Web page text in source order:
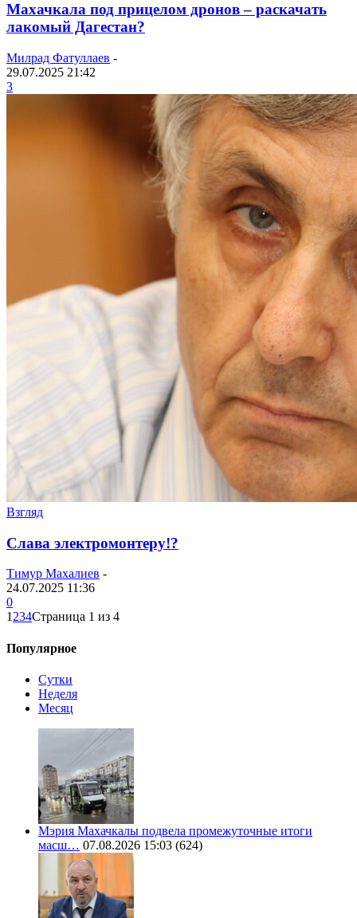
Махачкала под прицелом дронов – раскачать
лакомый Дагестан?
Милрад Фатуллаев -
29.07.2025 21:42
3
Взгляд
Слава электромонтеру!?
Тимур Махалиев -
24.07.2025 11:36
0
1 234Страница 1 из 4
Популярное
Сутки
Неделя
Месяц
Мэрия Махачкалы подвела промежуточные итоги
масш… 07.08.2026 15:03 (624)